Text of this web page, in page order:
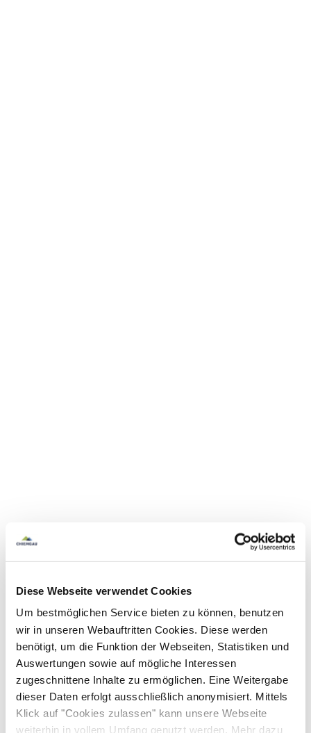
Diese Webseite verwendet Cookies
Um bestmöglichen Service bieten zu können, benutzen
wir in unseren Webauftritten Cookies. Diese werden
benötigt, um die Funktion der Webseiten, Statistiken und
Auswertungen sowie auf mögliche Interessen
zugeschnittene Inhalte zu ermöglichen. Eine Weitergabe
dieser Daten erfolgt ausschließlich anonymisiert. Mittels
Klick auf "Cookies zulassen" kann unsere Webseite
weiterhin in vollem Umfang genutzt werden. Mehr dazu